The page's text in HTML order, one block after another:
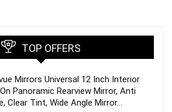
TOP OFFERS
Mirrors Universal 12 Inch Interior
Panoramic Rearview Mirror, Anti
Clear Tint, Wide Angle Mirror…